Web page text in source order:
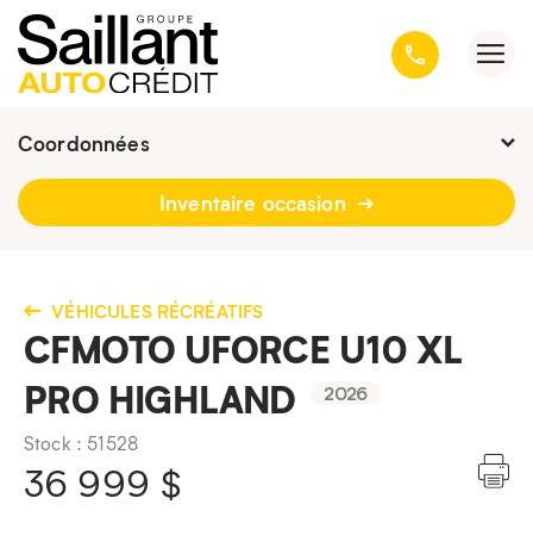
Coordonnées
Fermé : Ouverture-
418 659-6431
Inventaire occasion
VÉHICULES RÉCRÉATIFS
CFMOTO UFORCE U10 XL
PRO HIGHLAND
2026
Stock : 51528
36 999 $